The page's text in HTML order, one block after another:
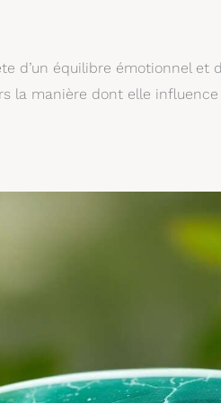
d’un équilibre émotionnel et
la manière dont elle